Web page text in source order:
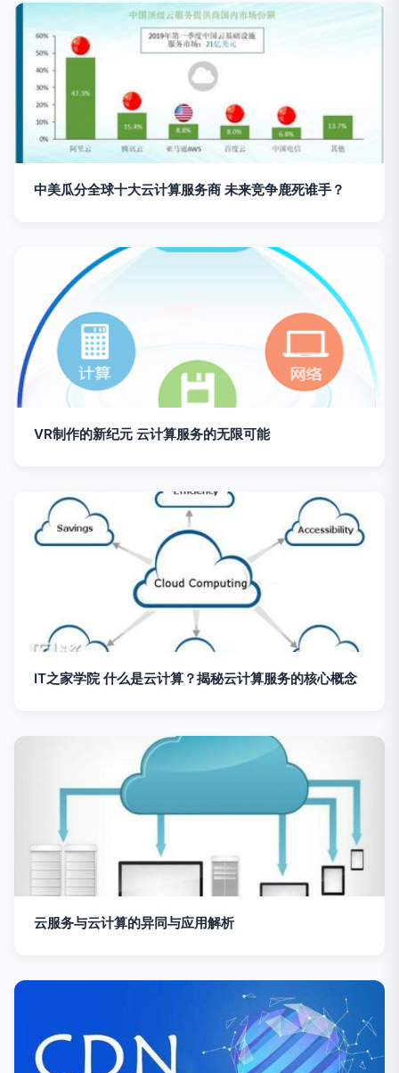
中美瓜分全球十大云计算服务商 未来竞争鹿死谁手？
VR制作的新纪元 云计算服务的无限可能
IT之家学院 什么是云计算？揭秘云计算服务的核心概念
云服务与云计算的异同与应用解析